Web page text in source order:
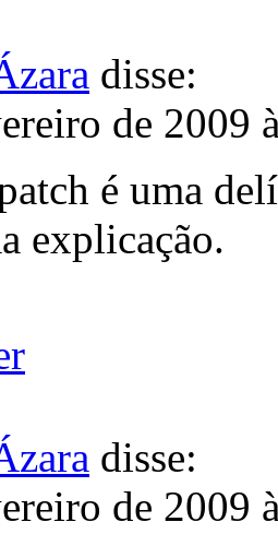
disse:
de 2009
é uma
explicação.
disse:
de 2009